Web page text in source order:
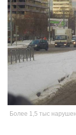
Более 1,5 тыс